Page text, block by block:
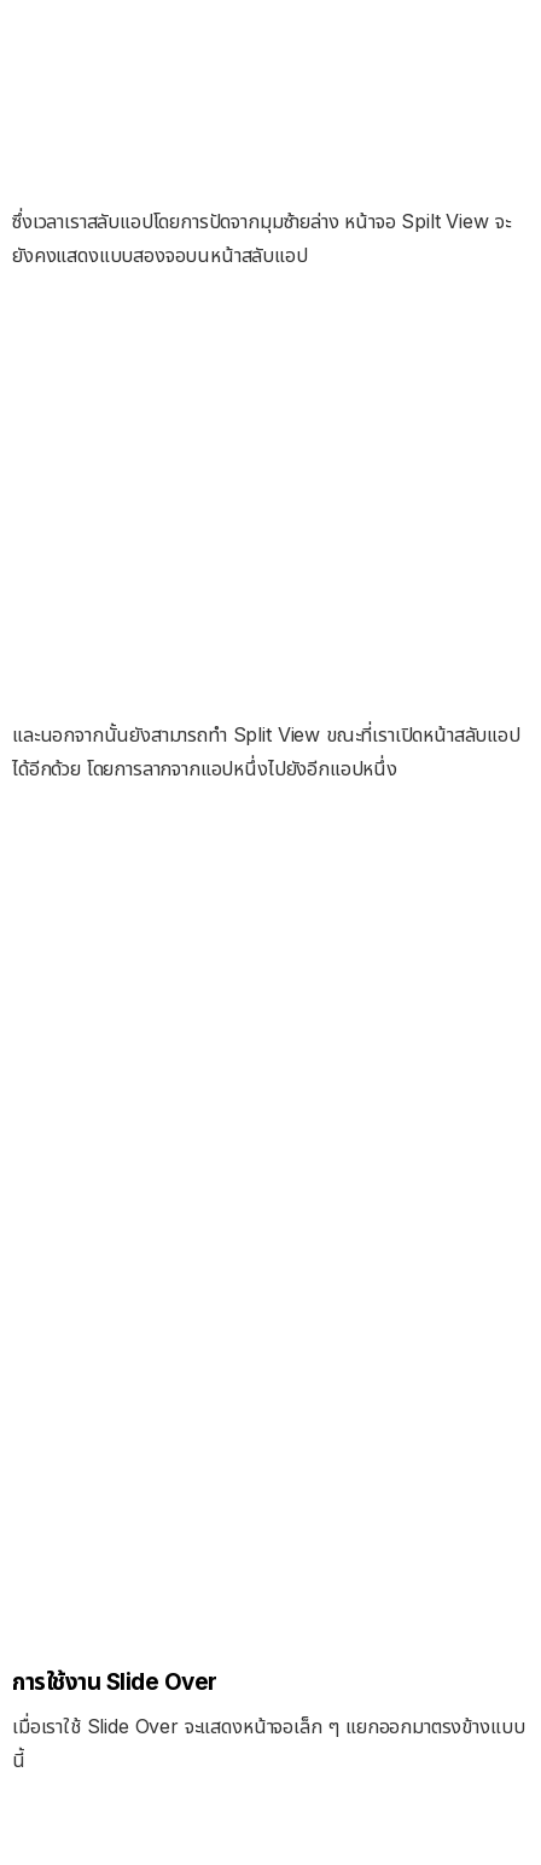
ซึ่งเวลาเราสลับแอปโดยการปัดจากมุมซ้ายล่าง หน้าจอ Spilt View จะ
ยังคงแสดงแบบสองจอบนหน้าสลับแอป
และนอกจากนั้นยังสามารถทำ Split View ขณะที่เราเปิดหน้าสลับแอป
ได้อีกด้วย โดยการลากจากแอปหนึ่งไปยังอีกแอปหนึ่ง
การใช้งาน Slide Over
เมื่อเราใช้ Slide Over จะแสดงหน้าจอเล็ก ๆ แยกออกมาตรงข้างแบบ
นี้